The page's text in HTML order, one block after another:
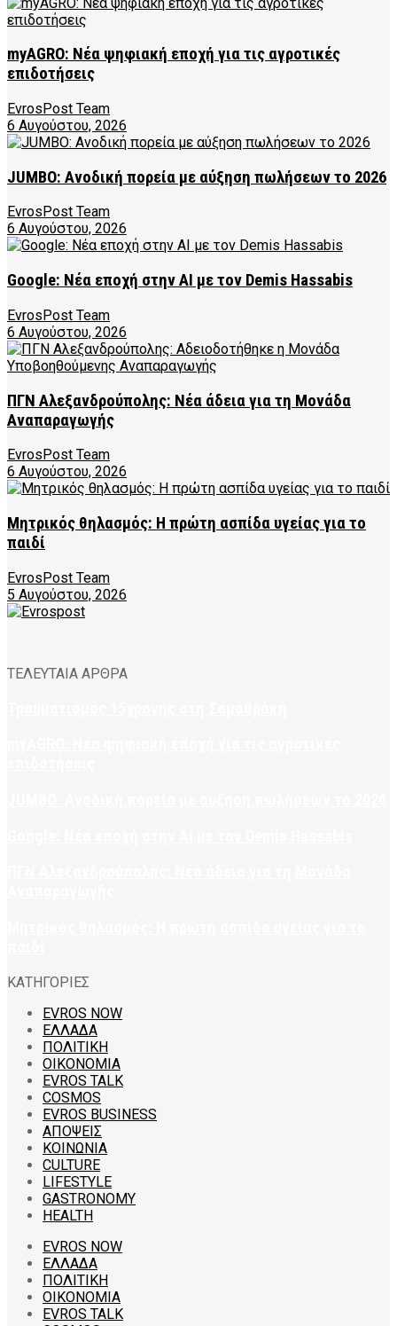
myAGRO: Νέα ψηφιακή εποχή για τις αγροτικές
επιδοτήσεις
EvrosPost Team
6 Αυγούστου, 2026
JUMBO: Ανοδική πορεία με αύξηση πωλήσεων το 2026
EvrosPost Team
6 Αυγούστου, 2026
Google: Νέα εποχή στην AI με τον Demis Hassabis
EvrosPost Team
6 Αυγούστου, 2026
ΠΓΝ Αλεξανδρούπολης: Νέα άδεια για τη Μονάδα
Αναπαραγωγής
EvrosPost Team
6 Αυγούστου, 2026
Μητρικός θηλασμός: Η πρώτη ασπίδα υγείας για το
παιδί
EvrosPost Team
5 Αυγούστου, 2026
ΤΕΛΕΥΤΑΙΑ ΑΡΘΡΑ
ΚΑΤΗΓΟΡΙΕΣ
EVROS NOW
ΕΛΛΑΔΑ
ΠΟΛΙΤΙΚΗ
ΟΙΚΟΝΟΜΙΑ
EVROS TALK
COSMOS
EVROS BUSINESS
ΑΠΟΨΕΙΣ
ΚΟΙΝΩΝΙΑ
CULTURE
LIFESTYLE
GASTRONOMY
HEALTH
EVROS NOW
ΕΛΛΑΔΑ
ΠΟΛΙΤΙΚΗ
ΟΙΚΟΝΟΜΙΑ
EVROS TALK